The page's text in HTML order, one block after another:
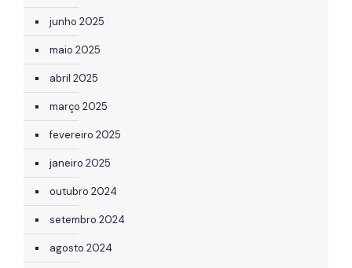
junho 2025
maio 2025
abril 2025
março 2025
fevereiro 2025
janeiro 2025
outubro 2024
setembro 2024
agosto 2024